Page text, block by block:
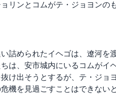
リンとコムがテ・ジョヨンの
詰められたイヘゴは、遼河を
は、安市城内にいるコムがイ
け出そうとするが、テ・ジョ
機を見過ごすことはできない